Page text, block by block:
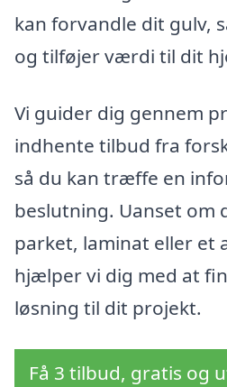
kan forvandle dit gulv,
og tilføjer værdi til dit
Vi guider dig gennem
indhente tilbud fra
så du kan træffe en
beslutning. Uanset om
parket, laminat eller et
hjælper vi dig med at
løsning til dit projekt.
Få 3 tilbud, gratis og